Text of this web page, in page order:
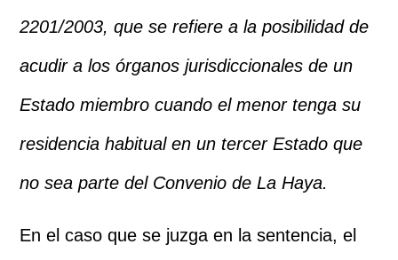
2201/2003, que se refiere a la posibilidad de
acudir a los órganos jurisdiccionales de un
Estado miembro cuando el menor tenga su
residencia habitual en un tercer Estado que
no sea parte del Convenio de La Haya.
En el caso que se juzga en la sentencia, el